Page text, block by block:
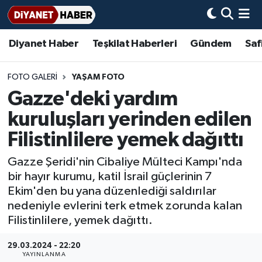
Diyanet Haber Teşkilat Haberleri Gündem
FOTO GALERI YAŞAM FOTO
Gazze'deki yardım
kuruluşları yerinden edilen
Filistinlilere yemek dağıttı
Gazze Şeridi'nin Cibaliye Mülteci Kampı'nda
bir hayır kurumu, katil İsrail güçlerinin 7
Ekim'den bu yana düzenlediği saldırılar
nedeniyle evlerini terk etmek zorunda kalan
Filistinlilere, yemek dağıttı.
29.03.2024 - 22:20
YAYINLANMA
Diyanet Haber
Teşkilat Haberleri
Adana Müftülüğü
Adıyaman Müftülüğü
Afyonkarahisar Müftülüğü
Ağrı Müftülüğü
Aksaray Müftülüğü
Amasya Müftülüğü
Ankara Müftülüğü
Antalya Müftülüğü
Gündem
#Keşfet
Bir Ayet
Bir Hikaye
Biyografiler
Dini kavramlar
Diyanet Bilgi
Diyanet Takvimi
Dualar
Hadislerle İslam
Basında Bugün
DİYANET eKİTAP
Diyanet Dergi
Aile Dergisi
Aylık Dergi
TDV
İmam Hatip Okulları
Başmakale
Hadis-i Şerifler
Hayat Okumaları
Nöbetçi Eczaneler
Hava Durumu
Ankara Namaz Vakitleri
Trafik Durumu
Süper Lig Puan Durumu ve Fikstür
Tüm Manşetler
Son Dakika Haberleri
Haber Arşivi